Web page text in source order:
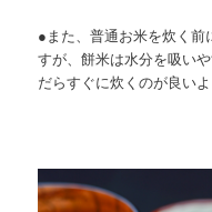
●また、普通お米を炊く前
すが、餅米は水分を吸い
だらすぐに炊くのが良いよ